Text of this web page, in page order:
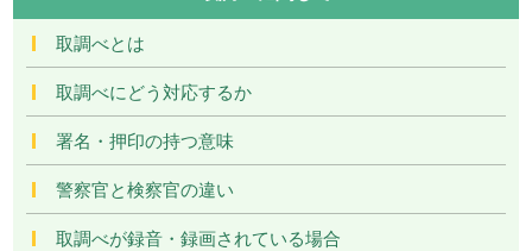
取調べとは
取調べにどう対応するか
署名・押印の持つ意味
警察官と検察官の違い
取調べが録音・録画されている場合